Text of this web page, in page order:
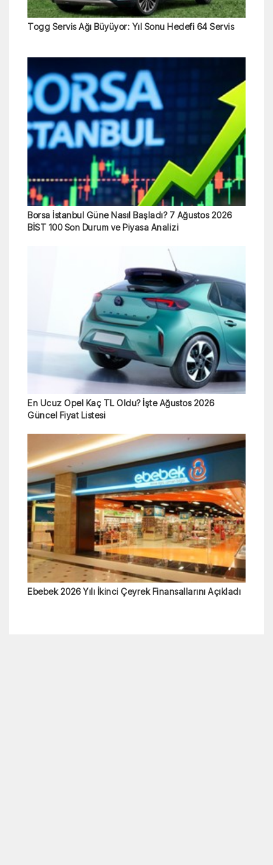
Togg Servis Ağı Büyüyor: Yıl Sonu Hedefi 64 Servis
Borsa İstanbul Güne Nasıl Başladı? 7 Ağustos 2026
BİST 100 Son Durum ve Piyasa Analizi
En Ucuz Opel Kaç TL Oldu? İşte Ağustos 2026
Güncel Fiyat Listesi
Ebebek 2026 Yılı İkinci Çeyrek Finansallarını Açıkladı